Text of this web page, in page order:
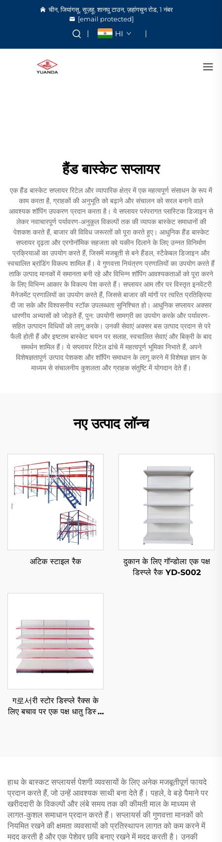
चीन, जियांगसू, सूज़हू, शानघु टाउन, ज़हांगचुन रोड, 1 नंबर
[email protected]
HI
हैंड बास्केट सप्लायर
एक हैंड बास्केट सप्लायर रिटेल और व्यापारिक क्षेत्र में एक महत्वपूर्ण संसाधन के रूप में
काम करता है, ग्राहकों की अनुभूति को बढ़ाने और संचालन को सरल बनाने वाले
आवश्यक शॉपिंग उपकरण प्रदान करता है। ये सप्लायर परंपरागत प्लास्टिक डिजाइन से
लेकर नवाचारपूर्ण पर्यावरण-अनुकूल विकल्पों तक की व्यापक बास्केट समाधानों की
पेशकश करते हैं, बाजार की विविध जरूरतों को पूरा करते हुए। आधुनिक हैंड बास्केट
सप्लायर दृढ़ता और एरगोनॉमिक सहजता को यकीन दिलाने के लिए उन्नत विनिर्माण
प्रक्रियाओं का उपयोग करते हैं, जिसमें मजबूती से बने हैंडल, स्टैकेबल डिजाइन और
स्वचालित ब्रांडिंग विकल्प शामिल हैं। वे गुणवत्ता नियंत्रण प्रणालियों का उपयोग करते हैं
ताकि उत्पाद मानकों में समानता बनी रहे और विभिन्न शॉपिंग आवश्यकताओं को पूरा करने
के लिए विभिन्न आकार के विकल्प पेश करते हैं। सप्लायर आम तौर पर विस्तृत इनवेंटरी
मैनेजमेंट प्रणालियों का उपयोग करते हैं, जिससे बाजार की मांगों पर त्वरित प्रतिक्रिया
दी जा सके और विश्वसनीय स्टॉक उपलब्धता सुनिश्चित हो। आधुनिक सप्लायर अक्सर
धारणीय अभ्यासों को जोड़ते हैं, पुन: उपयोगी सामग्री का उपयोग करके और पर्यावरण-
सहित उत्पादन विधियों को लागू करके। उनकी सेवाएं अक्सर बस उत्पाद प्रदान से परे
फैली होती हैं और इष्टतम बास्केट चयन पर सलाह, स्वचालित सेवाएं और बिक्री के बाद
समर्थन शामिल हैं। ये सप्लायर रिटेल ढांचे में महत्वपूर्ण भूमिका निभाते हैं, अपने
विशेषज्ञतापूर्ण उत्पाद पेशकश और शॉपिंग समाधान के लागू करने में विशेषज्ञ ज्ञान के
माध्यम से संचालनीय कुशलता और ग्राहक संतुष्टि में योगदान देते हैं।
नए उत्पाद लॉन्च
अटिक स्टाइल रैक
दुकान के लिए गॉन्डोला एक पक्ष
डिस्प्ले रैक YD-S002
ग로서री स्टोर डिस्प्ले रैक्स के
लिए बचाव पर एक पक्ष धातु डिस्प्ले
हाथ के बास्कट सप्लायर्स पेशगी व्यवसायों के लिए अनेक मजबूतीपूर्ण फायदे
प्रदान करते हैं, जो उन्हें आवश्यक साथी बना देते हैं। पहले, वे बड़े पैमाने पर
खरीददारी के विकल्पों और लंबे समय तक की कीमती माल के माध्यम से
लागत-कुशल समाधान प्रदान करते हैं। सप्लायर्स की गुणवत्ता मानकों को
नियमित रखने की क्षमता व्यवसायों को प्रतिस्थापन लागत को कम करने में
मदद करती है और एक पेशेवर छवि बनाए रखने में मदद करती है। उनकी